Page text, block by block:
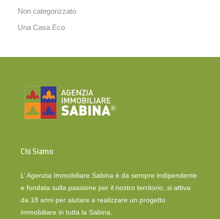
Non categorizzato
Una Casa Eco
Chi Siamo
L’ Agenzia Immobiliare Sabina è da sempre indipendente
e fondata sulla passione per il nostro territorio, si attiva
da 18 anni per aiutare a realizzare un progetto
immobiliare in tutta la Sabina.